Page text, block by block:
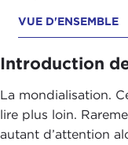
VUE D'ENSEMBLE
Introduction
La mondialisation.
lire plus loin.
autant d’attention